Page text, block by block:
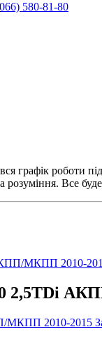
580-81-80
графік роботи
Все
МКПП 2010-
2,5TDi